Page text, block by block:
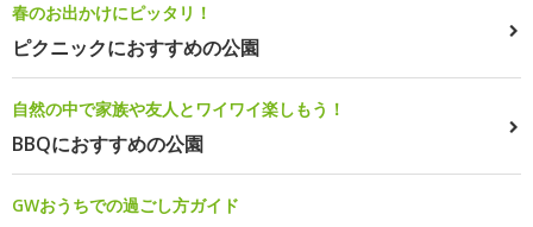
春のお出かけにピッタリ！
ピクニックにおすすめの公園
自然の中で家族や友人とワイワイ楽しもう！
BBQにおすすめの公園
GWおうちでの過ごし方ガイド